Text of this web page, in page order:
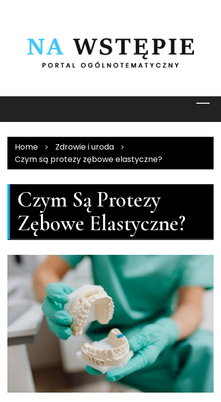
Home
Zdrowie i uroda
Czym są protezy zębowe elastyczne?
Czym Są Protezy
Zębowe Elastyczne?